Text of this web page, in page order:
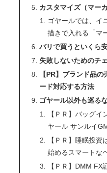
カスタマイズ（マー
ゴヤールでは、イ
描きで入れる「マ
パリで買うといくら
失敗しないためのチ
【PR】ブランド品
ード対応する方法
ゴヤール以外も巡る
【ＰＲ】バッグ
ヤール サンルイ
【ＰＲ】睡眠投
始めるスマートな
【ＰＲ】DMM FX